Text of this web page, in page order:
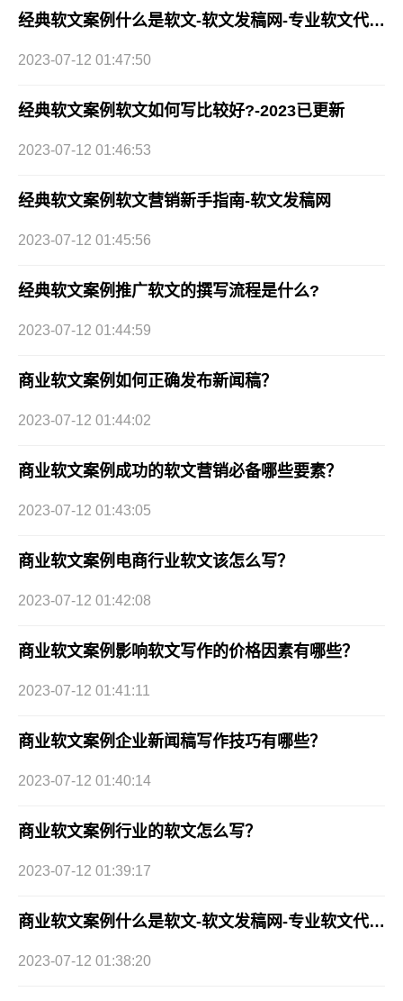
经典软文案例什么是软文-软文发稿网-专业软文代发公司
2023-07-12 01:47:50
经典软文案例软文如何写比较好?-2023已更新
2023-07-12 01:46:53
经典软文案例软文营销新手指南-软文发稿网
2023-07-12 01:45:56
经典软文案例推广软文的撰写流程是什么?
2023-07-12 01:44:59
商业软文案例如何正确发布新闻稿？
2023-07-12 01:44:02
商业软文案例成功的软文营销必备哪些要素？
2023-07-12 01:43:05
商业软文案例电商行业软文该怎么写？
2023-07-12 01:42:08
商业软文案例影响软文写作的价格因素有哪些？
2023-07-12 01:41:11
商业软文案例企业新闻稿写作技巧有哪些？
2023-07-12 01:40:14
商业软文案例行业的软文怎么写？
2023-07-12 01:39:17
商业软文案例什么是软文-软文发稿网-专业软文代发公司
2023-07-12 01:38:20